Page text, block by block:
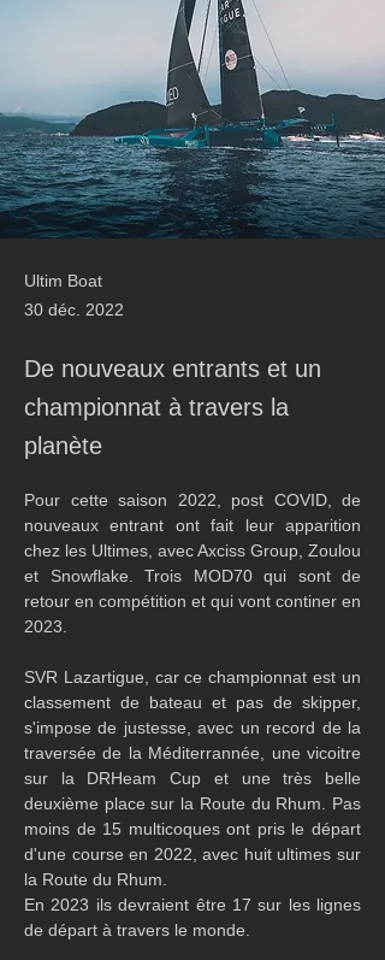
Ultim Boat
30 déc. 2022
De nouveaux entrants et un
championnat à travers la
planète
Pour cette saison 2022, post COVID, de
nouveaux entrant ont fait leur apparition
chez les Ultimes, avec Axciss Group, Zoulou
et Snowflake. Trois MOD70 qui sont de
retour en compétition et qui vont continer en
2023.
SVR Lazartigue, car ce championnat est un
classement de bateau et pas de skipper,
s'impose de justesse, avec un record de la
traversée de la Méditerrannée, une vicoitre
sur la DRHeam Cup et une très belle
deuxième place sur la Route du Rhum. Pas
moins de 15 multicoques ont pris le départ
d'une course en 2022, avec huit ultimes sur
la Route du Rhum.
En 2023 ils devraient être 17 sur les lignes
de départ à travers le monde.